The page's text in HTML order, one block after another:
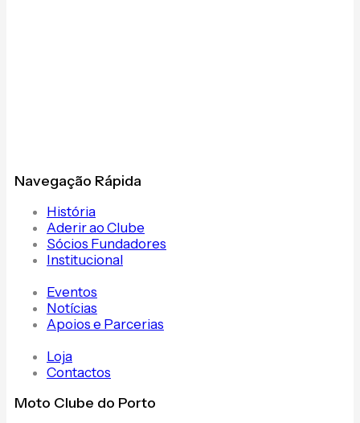
Navegação Rápida
História
Aderir ao Clube
Sócios Fundadores
Institucional
Eventos
Notícias
Apoios e Parcerias
Loja
Contactos
Moto Clube do Porto